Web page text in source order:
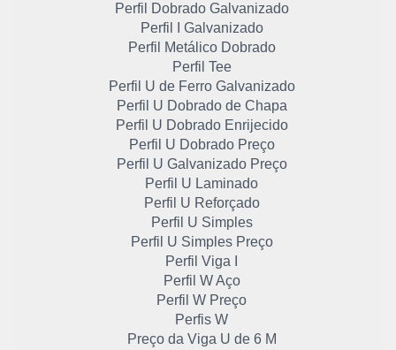
Perfil Dobrado Galvanizado
Perfil I Galvanizado
Perfil Metálico Dobrado
Perfil Tee
Perfil U de Ferro Galvanizado
Perfil U Dobrado de Chapa
Perfil U Dobrado Enrijecido
Perfil U Dobrado Preço
Perfil U Galvanizado Preço
Perfil U Laminado
Perfil U Reforçado
Perfil U Simples
Perfil U Simples Preço
Perfil Viga I
Perfil W Aço
Perfil W Preço
Perfis W
Preço da Viga U de 6 M